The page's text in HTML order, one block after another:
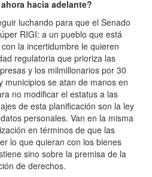
hacia adelante?
luchando para que el Senado
RIGI: a un pueblo que está
la incertidumbre le quieren
regulatoria que prioriza las
y los milmillonarios por 30
municipios se atan de manos en
no modificar el estatus a las
de esta planificación son la ley
personales. Van en la misma
en términos de que las
lo que quieran con los bienes
sino sobre la premisa de la
de derechos.